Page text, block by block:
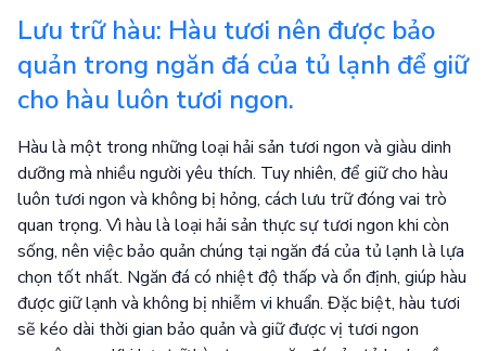
Lưu trữ hàu: Hàu tươi nên được bảo
quản trong ngăn đá của tủ lạnh để giữ
cho hàu luôn tươi ngon.
Hàu là một trong những loại hải sản tươi ngon và giàu dinh
dưỡng mà nhiều người yêu thích. Tuy nhiên, để giữ cho hàu
luôn tươi ngon và không bị hỏng, cách lưu trữ đóng vai trò
quan trọng. Vì hàu là loại hải sản thực sự tươi ngon khi còn
sống, nên việc bảo quản chúng tại ngăn đá của tủ lạnh là lựa
chọn tốt nhất. Ngăn đá có nhiệt độ thấp và ổn định, giúp hàu
được giữ lạnh và không bị nhiễm vi khuẩn. Đặc biệt, hàu tươi
sẽ kéo dài thời gian bảo quản và giữ được vị tươi ngon